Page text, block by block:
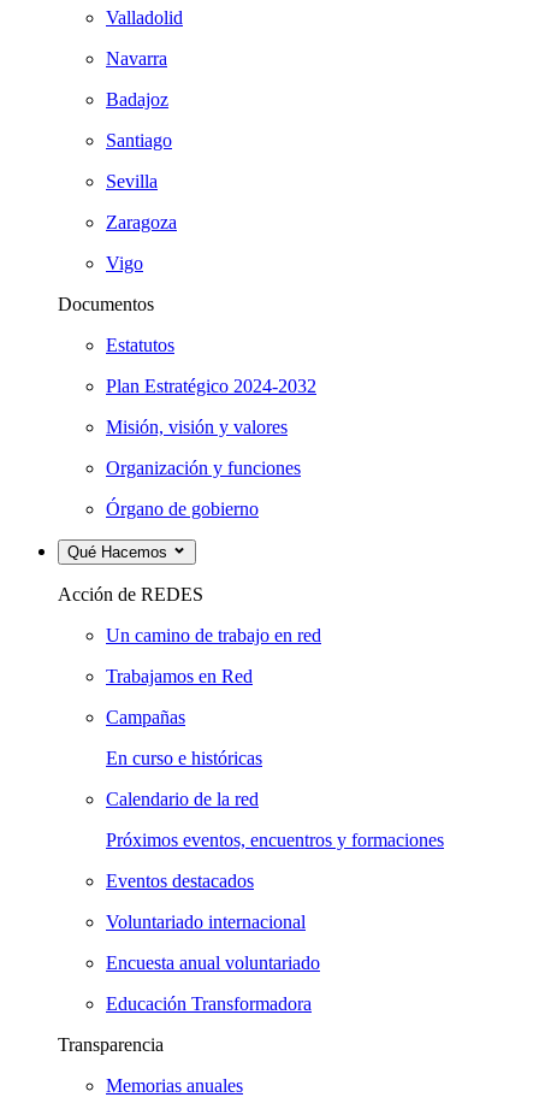
Valladolid
Navarra
Badajoz
Santiago
Sevilla
Zaragoza
Vigo
Documentos
Estatutos
Plan Estratégico 2024-2032
Misión, visión y valores
Organización y funciones
Órgano de gobierno
Qué Hacemos
Acción de REDES
Un camino de trabajo en red
Trabajamos en Red
Campañas
En curso e históricas
Calendario de la red
Próximos eventos, encuentros y formaciones
Eventos destacados
Voluntariado internacional
Encuesta anual voluntariado
Educación Transformadora
Transparencia
Memorias anuales